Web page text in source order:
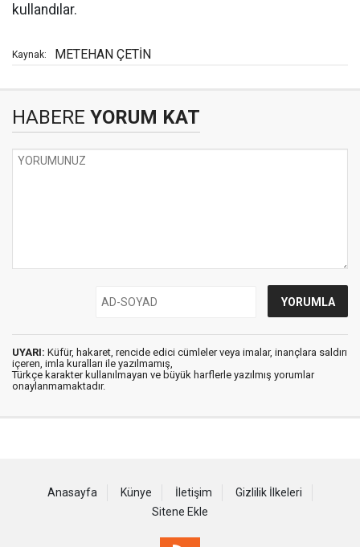
kullandılar.
Kaynak: METEHAN ÇETİN
HABERE YORUM KAT
UYARI: Küfür, hakaret, rencide edici cümleler veya imalar, inançlara saldırı
içeren, imla kuralları ile yazılmamış,
Türkçe karakter kullanılmayan ve büyük harflerle yazılmış yorumlar
onaylanmamaktadır.
Anasayfa Künye İletişim
Gizlilik İlkeleri
Sitene Ekle